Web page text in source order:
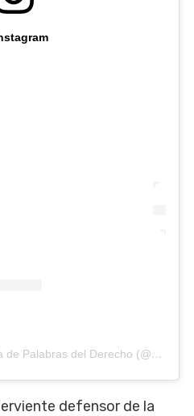
Una publicación compartida de Palabras del Derecho (@palabrasdelderecho)
defensor de la